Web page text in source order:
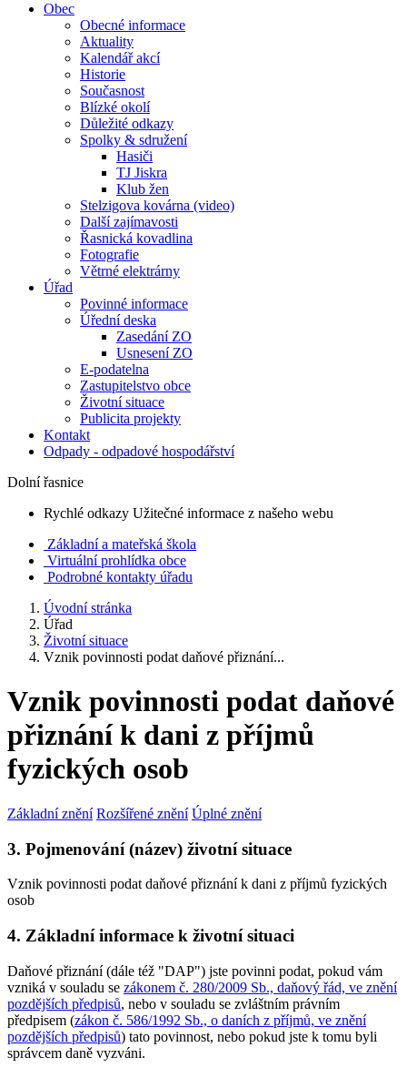
Obec
Obecné informace
Aktuality
Kalendář akcí
Historie
Současnost
Blízké okolí
Důležité odkazy
Spolky & sdružení
Hasiči
TJ Jiskra
Klub žen
Stelzigova kovárna (video)
Další zajímavosti
Řasnická kovadlina
Fotografie
Větrné elektrárny
Úřad
Povinné informace
Úřední deska
Zasedání ZO
Usnesení ZO
E-podatelna
Zastupitelstvo obce
Životní situace
Publicita projekty
Kontakt
Odpady - odpadové hospodářství
Dolní řasnice
Rychlé odkazy Užitečné informace z našeho webu
Základní a mateřská škola
Virtuální prohlídka obce
Podrobné kontakty úřadu
Úvodní stránka
Úřad
Životní situace
Vznik povinnosti podat daňové přiznání...
Vznik povinnosti podat daňové
přiznání k dani z příjmů
fyzických osob
Základní znění Rozšířené znění Úplné znění
3. Pojmenování (název) životní situace
Vznik povinnosti podat daňové přiznání k dani z příjmů fyzických
osob
4. Základní informace k životní situaci
Daňové přiznání (dále též "DAP") jste povinni podat, pokud vám
vzniká v souladu se zákonem č. 280/2009 Sb., daňový řád, ve znění
pozdějších předpisů, nebo v souladu se zvláštním právním
předpisem (zákon č. 586/1992 Sb., o daních z příjmů, ve znění
pozdějších předpisů) tato povinnost, nebo pokud jste k tomu byli
správcem daně vyzváni.